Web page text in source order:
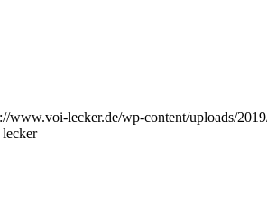
www.voi-lecker.de/wp-content/uploads/